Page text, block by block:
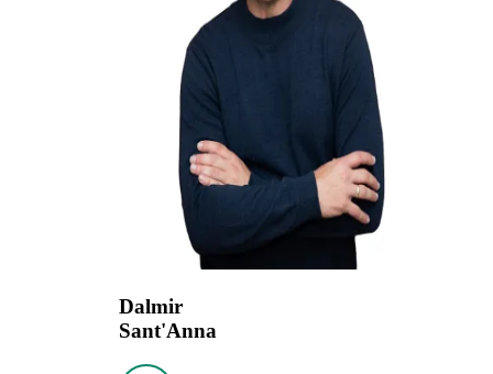
Dalmir
Sant'Anna